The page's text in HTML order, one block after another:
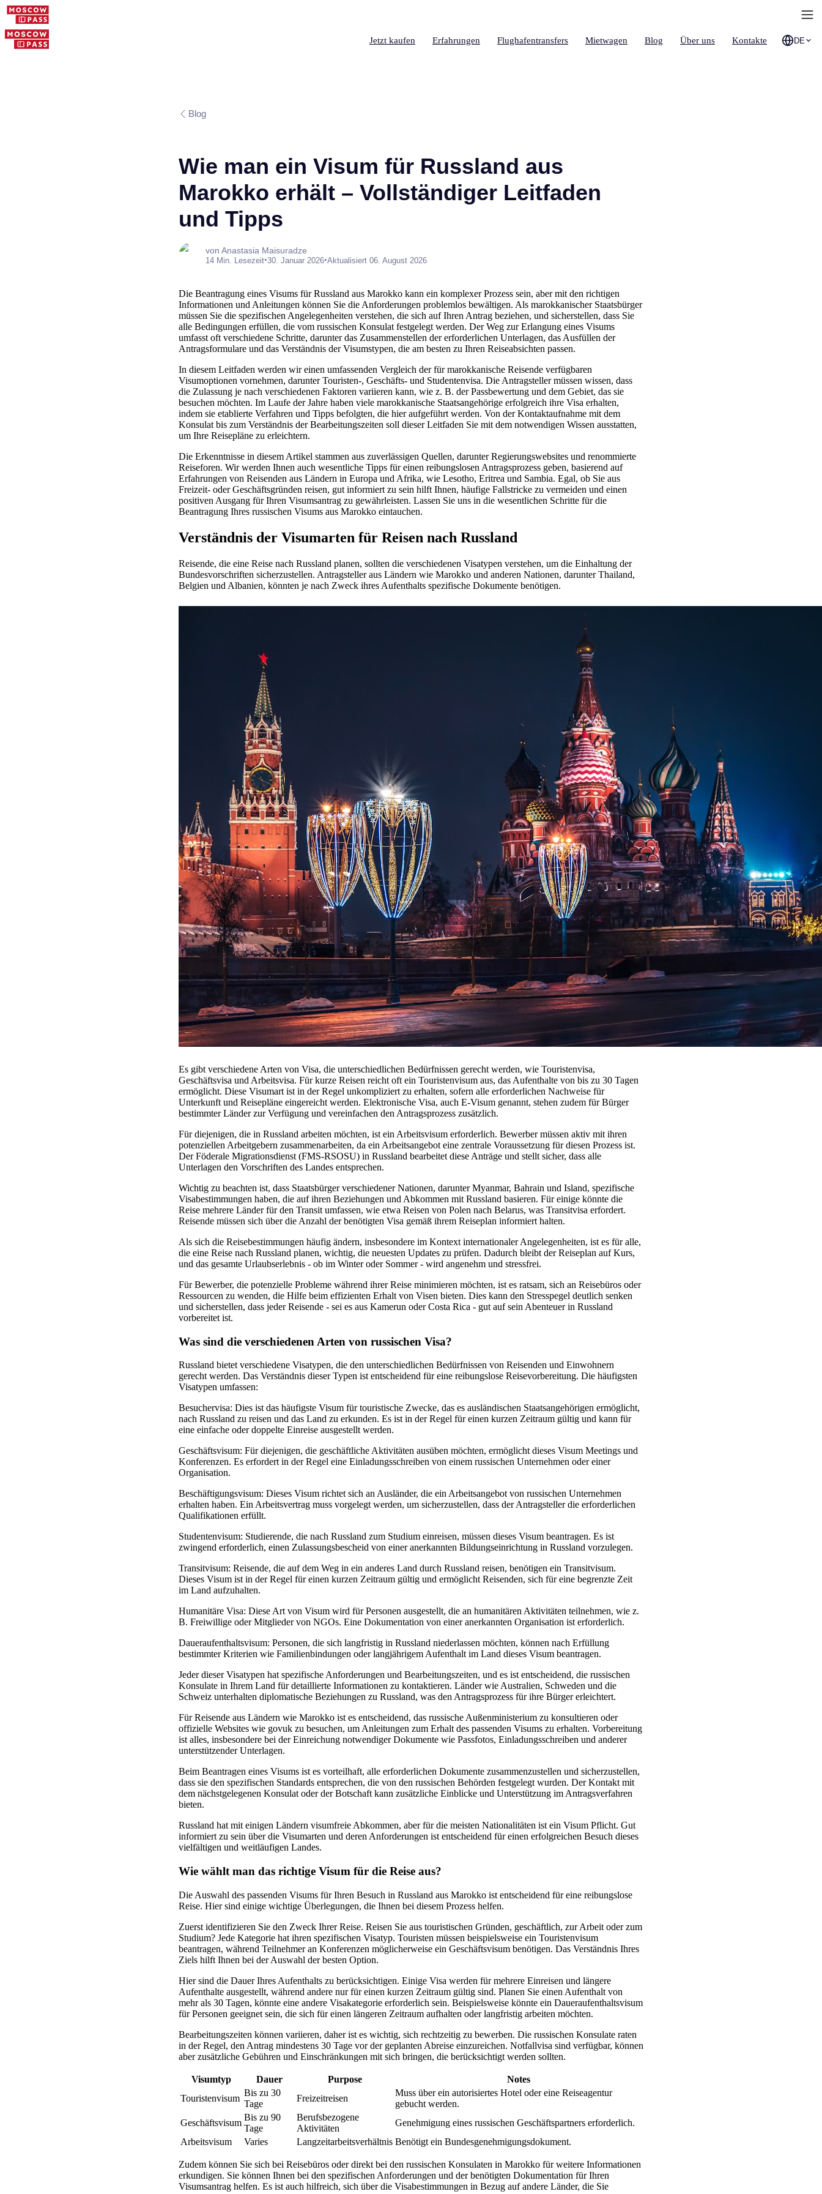
Jetzt kaufen Erfahrungen Flughafentransfers Mietwagen Blog Über uns Kontakte DE
Blog
Wie man ein Visum für Russland aus
Marokko erhält – Vollständiger Leitfaden
und Tipps
von Anastasia Maisuradze
14 Min. Lesezeit•30. Januar 2026•Aktualisiert 06. August 2026
Die Beantragung eines Visums für Russland aus Marokko kann ein komplexer Prozess sein, aber mit den richtigen
Informationen und Anleitungen können Sie die Anforderungen problemlos bewältigen. Als marokkanischer Staatsbürger
müssen Sie die spezifischen Angelegenheiten verstehen, die sich auf Ihren Antrag beziehen, und sicherstellen, dass Sie
alle Bedingungen erfüllen, die vom russischen Konsulat festgelegt werden. Der Weg zur Erlangung eines Visums
umfasst oft verschiedene Schritte, darunter das Zusammenstellen der erforderlichen Unterlagen, das Ausfüllen der
Antragsformulare und das Verständnis der Visumstypen, die am besten zu Ihren Reiseabsichten passen.
In diesem Leitfaden werden wir einen umfassenden Vergleich der für marokkanische Reisende verfügbaren
Visumoptionen vornehmen, darunter Touristen-, Geschäfts- und Studentenvisa. Die Antragsteller müssen wissen, dass
die Zulassung je nach verschiedenen Faktoren variieren kann, wie z. B. der Passbewertung und dem Gebiet, das sie
besuchen möchten. Im Laufe der Jahre haben viele marokkanische Staatsangehörige erfolgreich ihre Visa erhalten,
indem sie etablierte Verfahren und Tipps befolgten, die hier aufgeführt werden. Von der Kontaktaufnahme mit dem
Konsulat bis zum Verständnis der Bearbeitungszeiten soll dieser Leitfaden Sie mit dem notwendigen Wissen ausstatten,
um Ihre Reisepläne zu erleichtern.
Die Erkenntnisse in diesem Artikel stammen aus zuverlässigen Quellen, darunter Regierungswebsites und renommierte
Reiseforen. Wir werden Ihnen auch wesentliche Tipps für einen reibungslosen Antragsprozess geben, basierend auf
Erfahrungen von Reisenden aus Ländern in Europa und Afrika, wie Lesotho, Eritrea und Sambia. Egal, ob Sie aus
Freizeit- oder Geschäftsgründen reisen, gut informiert zu sein hilft Ihnen, häufige Fallstricke zu vermeiden und einen
positiven Ausgang für Ihren Visumsantrag zu gewährleisten. Lassen Sie uns in die wesentlichen Schritte für die
Beantragung Ihres russischen Visums aus Marokko eintauchen.
Verständnis der Visumarten für Reisen nach Russland
Reisende, die eine Reise nach Russland planen, sollten die verschiedenen Visatypen verstehen, um die Einhaltung der
Bundesvorschriften sicherzustellen. Antragsteller aus Ländern wie Marokko und anderen Nationen, darunter Thailand,
Belgien und Albanien, könnten je nach Zweck ihres Aufenthalts spezifische Dokumente benötigen.
Es gibt verschiedene Arten von Visa, die unterschiedlichen Bedürfnissen gerecht werden, wie Touristenvisa,
Geschäftsvisa und Arbeitsvisa. Für kurze Reisen reicht oft ein Touristenvisum aus, das Aufenthalte von bis zu 30 Tagen
ermöglicht. Diese Visumart ist in der Regel unkompliziert zu erhalten, sofern alle erforderlichen Nachweise für
Unterkunft und Reisepläne eingereicht werden. Elektronische Visa, auch E-Visum genannt, stehen zudem für Bürger
bestimmter Länder zur Verfügung und vereinfachen den Antragsprozess zusätzlich.
Für diejenigen, die in Russland arbeiten möchten, ist ein Arbeitsvisum erforderlich. Bewerber müssen aktiv mit ihren
potenziellen Arbeitgebern zusammenarbeiten, da ein Arbeitsangebot eine zentrale Voraussetzung für diesen Prozess ist.
Der Föderale Migrationsdienst (FMS-RSOSU) in Russland bearbeitet diese Anträge und stellt sicher, dass alle
Unterlagen den Vorschriften des Landes entsprechen.
Wichtig zu beachten ist, dass Staatsbürger verschiedener Nationen, darunter Myanmar, Bahrain und Island, spezifische
Visabestimmungen haben, die auf ihren Beziehungen und Abkommen mit Russland basieren. Für einige könnte die
Reise mehrere Länder für den Transit umfassen, wie etwa Reisen von Polen nach Belarus, was Transitvisa erfordert.
Reisende müssen sich über die Anzahl der benötigten Visa gemäß ihrem Reiseplan informiert halten.
Als sich die Reisebestimmungen häufig ändern, insbesondere im Kontext internationaler Angelegenheiten, ist es für alle,
die eine Reise nach Russland planen, wichtig, die neuesten Updates zu prüfen. Dadurch bleibt der Reiseplan auf Kurs,
und das gesamte Urlaubserlebnis - ob im Winter oder Sommer - wird angenehm und stressfrei.
Für Bewerber, die potenzielle Probleme während ihrer Reise minimieren möchten, ist es ratsam, sich an Reisebüros oder
Ressourcen zu wenden, die Hilfe beim effizienten Erhalt von Visen bieten. Dies kann den Stresspegel deutlich senken
und sicherstellen, dass jeder Reisende - sei es aus Kamerun oder Costa Rica - gut auf sein Abenteuer in Russland
vorbereitet ist.
Was sind die verschiedenen Arten von russischen Visa?
Russland bietet verschiedene Visatypen, die den unterschiedlichen Bedürfnissen von Reisenden und Einwohnern
gerecht werden. Das Verständnis dieser Typen ist entscheidend für eine reibungslose Reisevorbereitung. Die häufigsten
Visatypen umfassen:
Besuchervisa: Dies ist das häufigste Visum für touristische Zwecke, das es ausländischen Staatsangehörigen ermöglicht,
nach Russland zu reisen und das Land zu erkunden. Es ist in der Regel für einen kurzen Zeitraum gültig und kann für
eine einfache oder doppelte Einreise ausgestellt werden.
Geschäftsvisum: Für diejenigen, die geschäftliche Aktivitäten ausüben möchten, ermöglicht dieses Visum Meetings und
Konferenzen. Es erfordert in der Regel eine Einladungsschreiben von einem russischen Unternehmen oder einer
Organisation.
Beschäftigungsvisum: Dieses Visum richtet sich an Ausländer, die ein Arbeitsangebot von russischen Unternehmen
erhalten haben. Ein Arbeitsvertrag muss vorgelegt werden, um sicherzustellen, dass der Antragsteller die erforderlichen
Qualifikationen erfüllt.
Studentenvisum: Studierende, die nach Russland zum Studium einreisen, müssen dieses Visum beantragen. Es ist
zwingend erforderlich, einen Zulassungsbescheid von einer anerkannten Bildungseinrichtung in Russland vorzulegen.
Transitvisum: Reisende, die auf dem Weg in ein anderes Land durch Russland reisen, benötigen ein Transitvisum.
Dieses Visum ist in der Regel für einen kurzen Zeitraum gültig und ermöglicht Reisenden, sich für eine begrenzte Zeit
im Land aufzuhalten.
Humanitäre Visa: Diese Art von Visum wird für Personen ausgestellt, die an humanitären Aktivitäten teilnehmen, wie z.
B. Freiwillige oder Mitglieder von NGOs. Eine Dokumentation von einer anerkannten Organisation ist erforderlich.
Daueraufenthaltsvisum: Personen, die sich langfristig in Russland niederlassen möchten, können nach Erfüllung
bestimmter Kriterien wie Familienbindungen oder langjährigem Aufenthalt im Land dieses Visum beantragen.
Jeder dieser Visatypen hat spezifische Anforderungen und Bearbeitungszeiten, und es ist entscheidend, die russischen
Konsulate in Ihrem Land für detaillierte Informationen zu kontaktieren. Länder wie Australien, Schweden und die
Schweiz unterhalten diplomatische Beziehungen zu Russland, was den Antragsprozess für ihre Bürger erleichtert.
Für Reisende aus Ländern wie Marokko ist es entscheidend, das russische Außenministerium zu konsultieren oder
offizielle Websites wie govuk zu besuchen, um Anleitungen zum Erhalt des passenden Visums zu erhalten. Vorbereitung
ist alles, insbesondere bei der Einreichung notwendiger Dokumente wie Passfotos, Einladungsschreiben und anderer
unterstützender Unterlagen.
Beim Beantragen eines Visums ist es vorteilhaft, alle erforderlichen Dokumente zusammenzustellen und sicherzustellen,
dass sie den spezifischen Standards entsprechen, die von den russischen Behörden festgelegt wurden. Der Kontakt mit
dem nächstgelegenen Konsulat oder der Botschaft kann zusätzliche Einblicke und Unterstützung im Antragsverfahren
bieten.
Russland hat mit einigen Ländern visumfreie Abkommen, aber für die meisten Nationalitäten ist ein Visum Pflicht. Gut
informiert zu sein über die Visumarten und deren Anforderungen ist entscheidend für einen erfolgreichen Besuch dieses
vielfältigen und weitläufigen Landes.
Wie wählt man das richtige Visum für die Reise aus?
Die Auswahl des passenden Visums für Ihren Besuch in Russland aus Marokko ist entscheidend für eine reibungslose
Reise. Hier sind einige wichtige Überlegungen, die Ihnen bei diesem Prozess helfen.
Zuerst identifizieren Sie den Zweck Ihrer Reise. Reisen Sie aus touristischen Gründen, geschäftlich, zur Arbeit oder zum
Studium? Jede Kategorie hat ihren spezifischen Visatyp. Touristen müssen beispielsweise ein Touristenvisum
beantragen, während Teilnehmer an Konferenzen möglicherweise ein Geschäftsvisum benötigen. Das Verständnis Ihres
Ziels hilft Ihnen bei der Auswahl der besten Option.
Hier sind die Dauer Ihres Aufenthalts zu berücksichtigen. Einige Visa werden für mehrere Einreisen und längere
Aufenthalte ausgestellt, während andere nur für einen kurzen Zeitraum gültig sind. Planen Sie einen Aufenthalt von
mehr als 30 Tagen, könnte eine andere Visakategorie erforderlich sein. Beispielsweise könnte ein Daueraufenthaltsvisum
für Personen geeignet sein, die sich für einen längeren Zeitraum aufhalten oder langfristig arbeiten möchten.
Bearbeitungszeiten können variieren, daher ist es wichtig, sich rechtzeitig zu bewerben. Die russischen Konsulate raten
in der Regel, den Antrag mindestens 30 Tage vor der geplanten Abreise einzureichen. Notfallvisa sind verfügbar, können
aber zusätzliche Gebühren und Einschränkungen mit sich bringen, die berücksichtigt werden sollten.
Visumtyp Dauer Purpose
Notes
Touristenvisum
Bis zu 30
Tage
Freizeitreisen
Muss über ein autorisiertes Hotel oder eine Reiseagentur
gebucht werden.
Geschäftsvisum
Bis zu 90
Tage
Berufsbezogene
Aktivitäten
Genehmigung eines russischen Geschäftspartners erforderlich.
Arbeitsvisum
Varies Langzeitarbeitsverhältnis Benötigt ein Bundesgenehmigungsdokument.
Zudem können Sie sich bei Reisebüros oder direkt bei den russischen Konsulaten in Marokko für weitere Informationen
erkundigen. Sie können Ihnen bei den spezifischen Anforderungen und der benötigten Dokumentation für Ihren
Visumsantrag helfen. Es ist auch hilfreich, sich über die Visabestimmungen in Bezug auf andere Länder, die Sie